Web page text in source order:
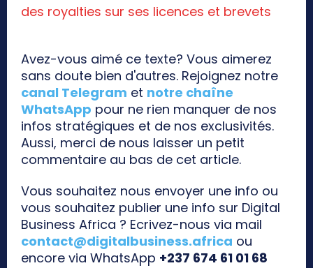
des royalties sur ses licences et brevets
Avez-vous aimé ce texte? Vous aimerez
sans doute bien d'autres. Rejoignez notre
canal Telegram et notre chaîne
WhatsApp pour ne rien manquer de nos
infos stratégiques et de nos exclusivités.
Aussi, merci de nous laisser un petit
commentaire au bas de cet article.
Vous souhaitez nous envoyer une info ou
vous souhaitez publier une info sur Digital
Business Africa ? Ecrivez-nous via mail
contact@digitalbusiness.africa ou
encore via WhatsApp +237 674 61 01 68